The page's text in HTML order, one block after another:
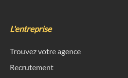
L'entreprise
Trouvez votre agence
Recrutement